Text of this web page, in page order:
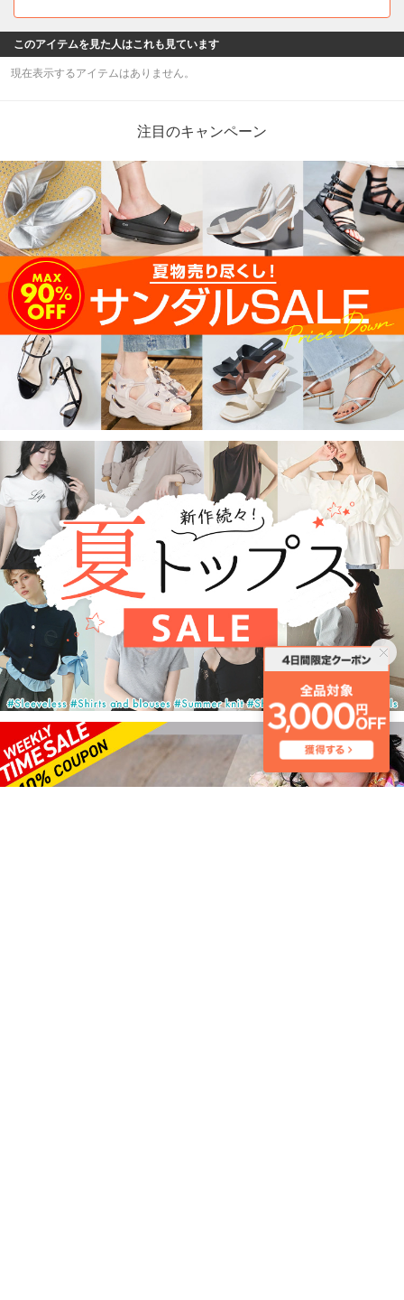
回っても快適！デザインも履き心地も妥協しな
い一足をぜひ。
このアイテムを見た人はこれも見ています
現在表示するアイテムはありません。
注目のキャンペーン